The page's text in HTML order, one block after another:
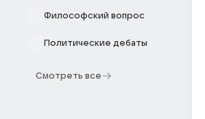
Философский вопрос
Политические дебаты
Смотреть все